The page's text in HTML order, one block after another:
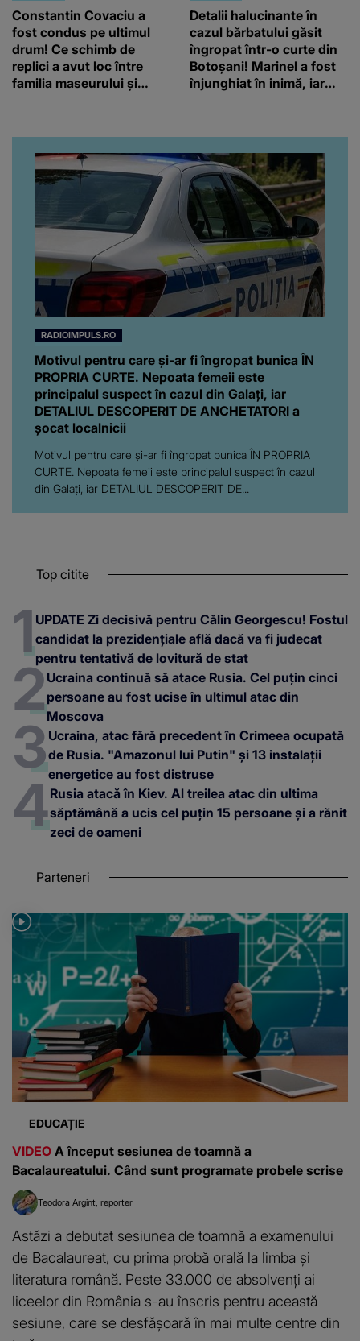
Constantin Covaciu a
fost condus pe ultimul
drum! Ce schimb de
replici a avut loc între
familia maseurului și
obrazul.”
Detalii halucinante în
cazul bărbatului găsit
îngropat într-o curte din
Botoșani! Marinel a fost
înjunghiat în inimă, iar
RADIOIMPULS.RO
Motivul pentru care și-ar fi îngropat bunica ÎN
PROPRIA CURTE. Nepoata femeii este
principalul suspect în cazul din Galați, iar
DETALIUL DESCOPERIT DE ANCHETATORI a
șocat localnicii
Motivul pentru care și-ar fi îngropat bunica ÎN PROPRIA
CURTE. Nepoata femeii este principalul suspect în cazul
din Galați, iar DETALIUL DESCOPERIT DE...
Top citite
UPDATE Zi decisivă pentru Călin Georgescu! Fostul
candidat la prezidențiale află dacă va fi judecat
pentru tentativă de lovitură de stat
Ucraina continuă să atace Rusia. Cel puțin cinci
persoane au fost ucise în ultimul atac din
Moscova
Ucraina, atac fără precedent în Crimeea ocupată
de Rusia. "Amazonul lui Putin" și 13 instalații
energetice au fost distruse
Rusia atacă în Kiev. Al treilea atac din ultima
săptămână a ucis cel puțin 15 persoane și a rănit
zeci de oameni
Parteneri
EDUCAȚIE
VIDEO A început sesiunea de toamnă a
Bacalaureatului. Când sunt programate probele scrise
Teodora Argint reporter
Astăzi a debutat sesiunea de toamnă a examenului
de Bacalaureat, cu prima probă orală la limba și
literatura română. Peste 33.000 de absolvenți ai
liceelor din România s-au înscris pentru această
sesiune, care se desfășoară în mai multe centre din